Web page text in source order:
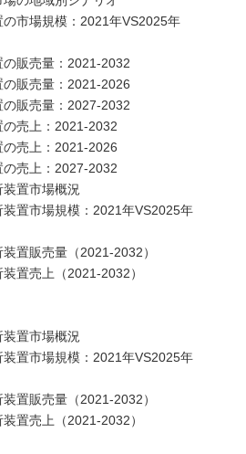
市場規模：2021年VS2025年
販売量：2021-2032
販売量：2021-2026
販売量：2027-2032
売上：2021-2032
売上：2021-2026
売上：2027-2032
置市場概況
置市場規模：2021年VS2025年
置販売量（2021-2032）
置売上（2021-2032）
置市場概況
置市場規模：2021年VS2025年
置販売量（2021-2032）
置売上（2021-2032）